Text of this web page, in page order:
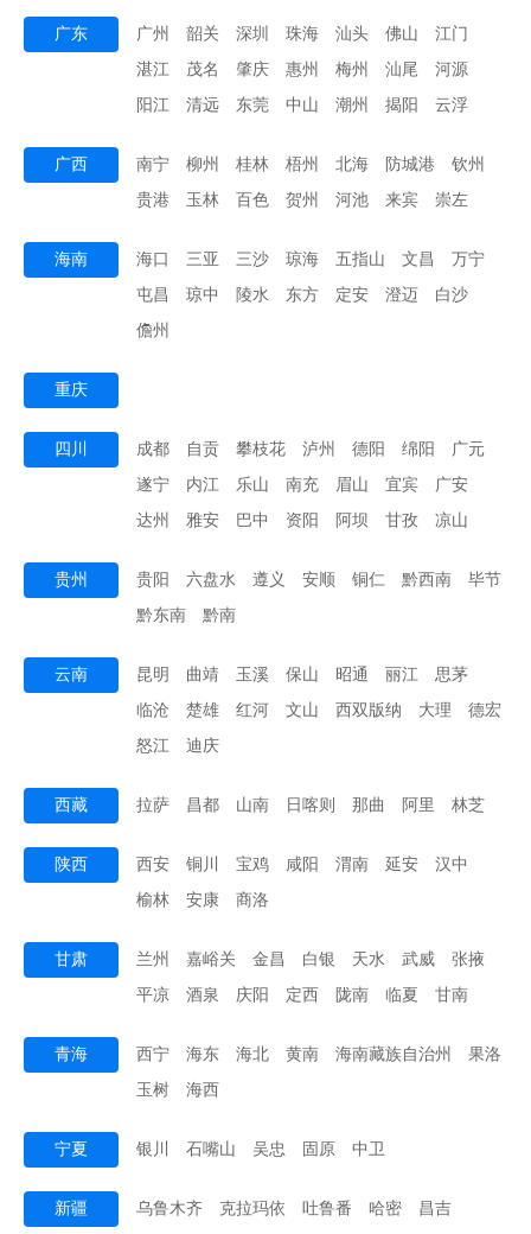
广东 广州 韶关 深圳 珠海 汕头 佛山
江门
湛江
茂名 肇庆 惠州 梅州 汕尾
河源
阳江
清远 东莞 中山 潮州 揭阳 云浮
广西 南宁 柳州 桂林 梧州 北海 防城港
钦州
贵港
玉林 百色 贺州 河池 来宾 崇左
海南 海口 三亚 三沙 琼海 五指山 文昌
万宁
屯昌
琼中 陵水 东方 定安 澄迈
白沙
儋州
重庆
四川 成都 自贡 攀枝花 泸州 德阳 绵阳
广元
遂宁
内江 乐山 南充 眉山 宜宾
广安
达州
雅安 巴中 资阳 阿坝 甘孜 凉山
贵州 贵阳 六盘水 遵义 安顺 铜仁 黔西南
毕节
黔东南
黔南
云南 昆明 曲靖 玉溪 保山 昭通 丽江
思茅
临沧
楚雄 红河 文山 西双版纳 大理
德宏
怒江
迪庆
西藏 拉萨 昌都 山南 日喀则 那曲 阿里 林芝
陕西 西安 铜川 宝鸡 咸阳 渭南 延安
汉中
榆林
安康 商洛
甘肃 兰州 嘉峪关 金昌 白银 天水 武威
张掖
平凉
酒泉 庆阳 定西 陇南 临夏 甘南
青海 西宁 海东 海北 黄南 海南藏族自治州
果洛
玉树
海西
宁夏 银川 石嘴山 吴忠 固原 中卫
新疆 乌鲁木齐 克拉玛依 吐鲁番 哈密 昌吉